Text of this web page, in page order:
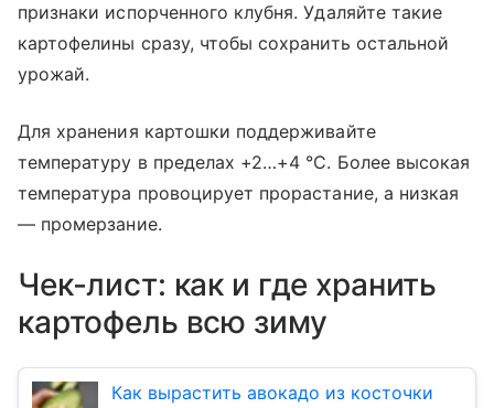
признаки испорченного клубня. Удаляйте такие
картофелины сразу, чтобы сохранить остальной
урожай.
Для хранения картошки поддерживайте
температуру в пределах +2…+4 °C. Более высокая
температура провоцирует прорастание, а низкая
— промерзание.
Чек-лист: как и где хранить
картофель всю зиму
Как вырастить авокадо из косточки